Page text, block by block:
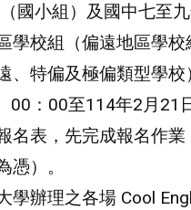
國小組）及國中七至
學校組（偏遠地區學
特偏及極偏類型學校
00：00至114年2月21
名表，先完成報名作
憑）。
辦理之各場 Cool